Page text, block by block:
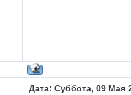
Дата: Суббота, 09 Мая